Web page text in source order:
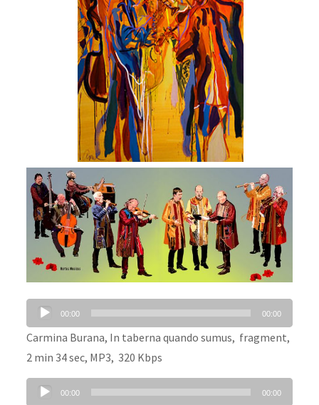
Audio
Player
00:00 00:00
Carmina Burana, In taberna quando sumus, fragment,
2 min 34 sec, MP3, 320 Kbps
Audio
Player
00:00 00:00